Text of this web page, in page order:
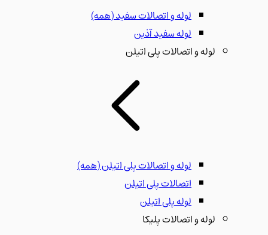
لوله و اتصالات سفید(همه)
لوله سفید آذین
لوله و اتصالات پلی اتیلن
لوله و اتصالات پلی اتیلن(همه)
اتصالات پلی اتیلن
لوله پلی اتیلن
لوله و اتصالات پلیکا